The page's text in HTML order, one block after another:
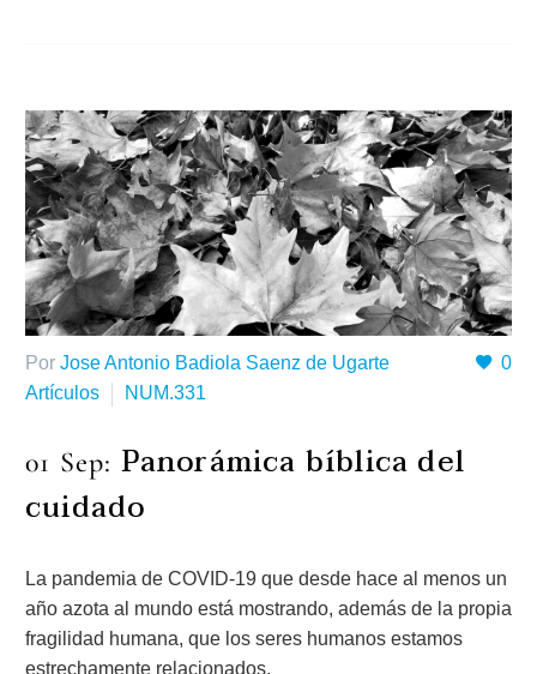
0
Por Jose Antonio Badiola Saenz de Ugarte
Artículos
NUM.331
01 Sep: Panorámica bíblica del
cuidado
La pandemia de COVID-19 que desde hace al menos un
año azota al mundo está mostrando, además de la propia
fragilidad humana, que los seres humanos estamos
estrechamente relacionados.